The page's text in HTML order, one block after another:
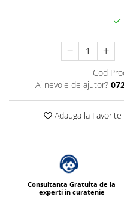
Dispensere acoperitoare
Dispensere hartie igienica
Dispensere odorizante
Dispensere prosoape pliate
Dispensere pungi igiena
Dispensere rola prosop
Dispensere servetele masa,
servetele faciale
Cod
Ai nevoie de ajutor?
Adauga la Favorite
Consultanta Gratuita de la
experti in curatenie